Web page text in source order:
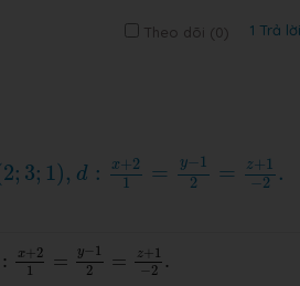
Theo dõi (0) 1 Trả lời
2; 3; 1), d : x+2
1
= y−1
2
= z+1
−2 .
1= y =z+
: x+2
1
= y− 1
2
= z+1
− 2 .
1= y− =z+